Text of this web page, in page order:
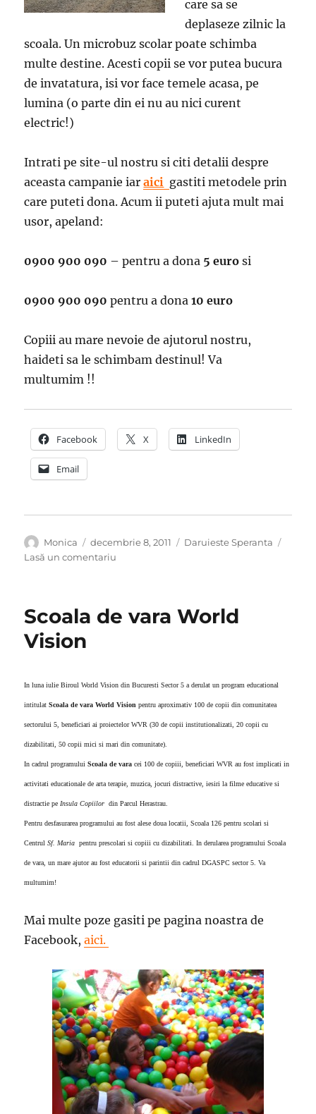
care sa se
deplaseze zilnic la
scoala. Un microbuz scolar poate schimba
multe destine. Acesti copii se vor putea bucura
de invatatura, isi vor face temele acasa, pe
lumina (o parte din ei nu au nici curent
electric!)
Intrati pe site-ul nostru si citi detalii despre
aceasta campanie iaraici gastiti metodele prin
care puteti dona. Acum ii puteti ajuta mult mai
usor, apeland:
0900 900 090 – pentru a dona 5 euro si
0900 900 090 pentru a dona10 euro
Copiii au mare nevoie de ajutorul nostru,
haideti sa le schimbam destinul! Va
multumim !!
Facebook X LinkedIn
Email
Autor
Monica
Publicat
pe
decembrie 8, 2011 Categorii
Daruieste Speranta
Lasă un comentariu
la
Scoala de vara World
Vision
In luna iulie Biroul World Vision din Bucuresti Sector 5 a derulat un program educational
intitulatScoala de vara World Vision pentru aproximativ 100 de copii din comunitatea
sectorului 5, beneficiari ai proiectelor WVR (30 de copii institutionalizati, 20 copii cu
dizabilitati, 50 copii mici si mari din comunitate).
In cadrul programuluiScoala de vara cei 100 de copiii, beneficiari WVR au fost implicati in
activitati educationale de arta terapie, muzica, jocuri distractive, iesiri la filme educative si
distractie pe Insula Copiilor din Parcul Herastrau.
Pentru desfasurarea programului au fost alese doua locatii, Scoala 126 pentru scolari si
CentrulSf. Maria pentru prescolari si copiii cu dizabilitati. In derularea programului Scoala
de vara, un mare ajutor au fost educatorii si parintii din cadrul DGASPC sector 5. Va
multumim!
Mai multe poze gasiti pe pagina noastra de
Facebook,aici.